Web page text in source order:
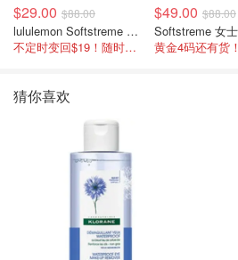
$29.00 $88.00
lululemon Softstreme 女士高腰短裤 10cm
不定时变回$19！随时点进来看
$49.00 $88.00
黄金4码还有货！
猜你喜欢